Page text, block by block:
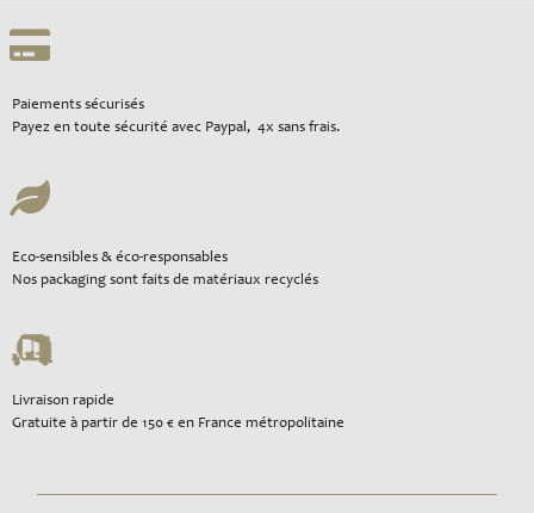
Paiements sécurisés
Payez en toute sécurité avec Paypal, 4x sans frais.
Eco-sensibles & éco-responsables
Nos packaging sont faits de matériaux recyclés
Livraison rapide
Gratuite à partir de 150 € en France métropolitaine